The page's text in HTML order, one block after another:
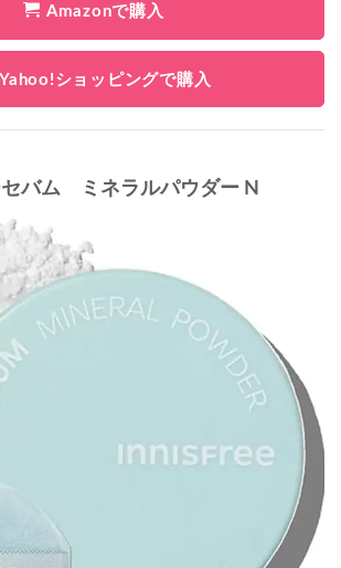
Amazonで購入
Yahoo!ショッピングで購入
バム ミネラルパウダー N